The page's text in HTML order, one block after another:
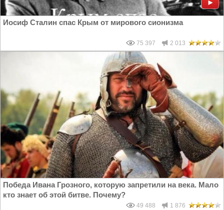
Иосиф Сталин спас Крым от мирового сионизма
75 397 2 013
Победа Ивана Грозного, которую запретили на века. Мало
кто знает об этой битве. Почему?
49 488 1 876